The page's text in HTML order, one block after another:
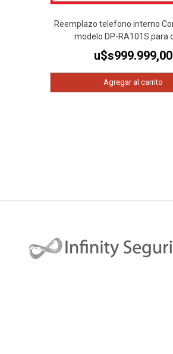
Reemplazo telefono interno
modelo DP-RA101S para
u$s999.999,00
Agregar al carrito